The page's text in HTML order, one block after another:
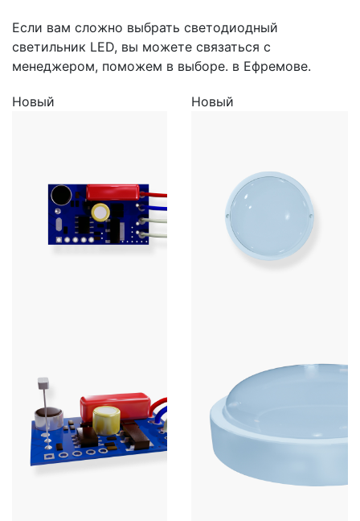
Если вам сложно выбрать светодиодный
светильник LED, вы можете связаться с
менеджером, поможем в выборе. в Ефремове.
Новый Новый